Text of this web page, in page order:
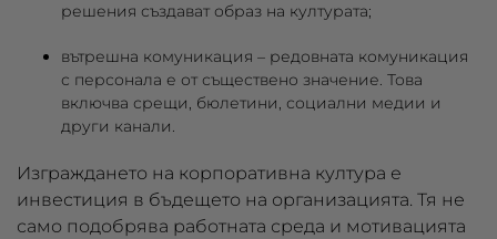
решения създават образ на културата;
вътрешна комуникация – редовната комуникация
с персонала е от съществено значение. Това
включва срещи, бюлетини, социални медии и
други канали.
Изграждането на корпоративна култура е
инвестиция в бъдещето на организацията. Тя не
само подобрява работната среда и мотивацията